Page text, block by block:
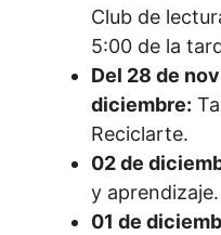
Club de
5:00 de la
Del 28 de
diciembre:
Reciclarte.
02 de
y aprendizaje.
01 de